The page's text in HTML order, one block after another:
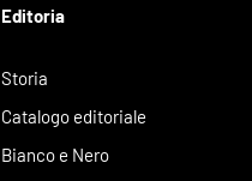
Editoria
Storia
Catalogo editoriale
Bianco e Nero